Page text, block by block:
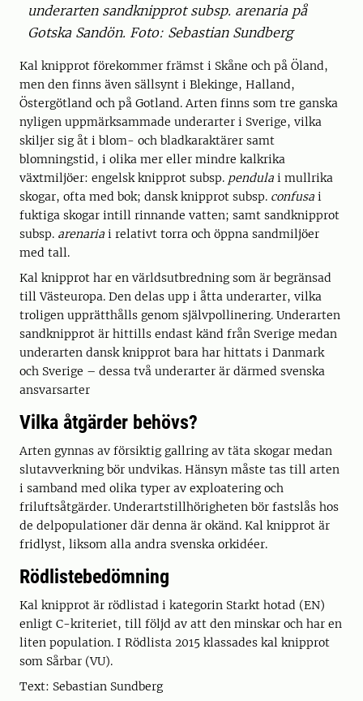
underarten sandknipprot subsp. arenaria på
Gotska Sandön. Foto: Sebastian Sundberg
Kal knipprot förekommer främst i Skåne och på Öland,
men den finns även sällsynt i Blekinge, Halland,
Östergötland och på Gotland. Arten finns som tre ganska
nyligen uppmärksammade underarter i Sverige, vilka
skiljer sig åt i blom- och bladkaraktärer samt
blomningstid, i olika mer eller mindre kalkrika
växtmiljöer: engelsk knipprot subsp. pendula i mullrika
skogar, ofta med bok; dansk knipprot subsp. confusa i
fuktiga skogar intill rinnande vatten; samt sandknipprot
subsp. arenaria i relativt torra och öppna sandmiljöer
med tall.
Kal knipprot har en världsutbredning som är begränsad
till Västeuropa. Den delas upp i åtta underarter, vilka
troligen upprätthålls genom självpollinering. Underarten
sandknipprot är hittills endast känd från Sverige medan
underarten dansk knipprot bara har hittats i Danmark
och Sverige – dessa två underarter är därmed svenska
ansvarsarter
Vilka åtgärder behövs?
Arten gynnas av försiktig gallring av täta skogar medan
slutavverkning bör undvikas. Hänsyn måste tas till arten
i samband med olika typer av exploatering och
friluftsåtgärder. Underartstillhörigheten bör fastslås hos
de delpopulationer där denna är okänd. Kal knipprot är
fridlyst, liksom alla andra svenska orkidéer.
Rödlistebedömning
Kal knipprot är rödlistad i kategorin Starkt hotad (EN)
enligt C-kriteriet, till följd av att den minskar och har en
liten population. I Rödlista 2015 klassades kal knipprot
som Sårbar (VU).
Text: Sebastian Sundberg